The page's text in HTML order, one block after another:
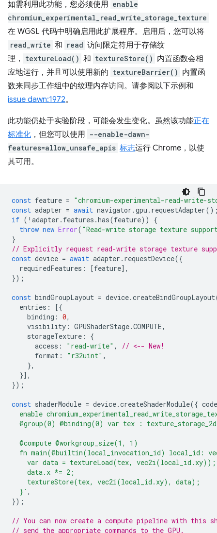
如需利用此功能，您必须使用 enable
chromium_experimental_read_write_storage_texture
在 WGSL 代码中明确启用此扩展程序。启用后，您可以将
read_write 和 read 访问限定符用于存储纹
理，
textureLoad() 和 textureStore() 内置函数会相
应地运行，并且可以使用新的 textureBarrier() 内置函
数来同步工作组中的纹理内存访问。请参阅以下示例和
issue dawn:1972。
此功能仍处于实验阶段，可能会发生变化。虽然该功能正在
标准化 ，但您可以使用 --enable-dawn-
features=allow_unsafe_apis 标志运行 Chrome，以使
其可用。
const feature = "chromium-experimental-read-write-
const adapter = await navigator .gpu . requestAdapter
if ( ! adapter . features .has(feature))
{
throw new Error( "Read-write storage texture
}
// Explicitly request read-write storage texture
const device = await adapter . requestDevice({
requiredFeatures : [feature],
});
const bindGroupLayout = device.createBindGroupLayout
entries :
[{
binding : 0,
visibility : GPUShaderStage.COMPUTE,
storageTexture :
{
access : "read-write" ,
// <-- New!
format : "r32uint" ,
},
}],
});
const shaderModule = device.createShaderModule({ code
enable
@group(0) @binding(0) var tex :
  @compute @workgroup_size(1, 1)
fn main(@builtin(local_invocation_id) local_id:
    var data = textureLoad(tex, vec2i(local_id.xy));
    data.x *= 2;
    textureStore(tex, vec2i(local_id.xy), data);
  }`
,
});
// You can now create a compute pipeline with this
// send the appropriate commands to the GPU.